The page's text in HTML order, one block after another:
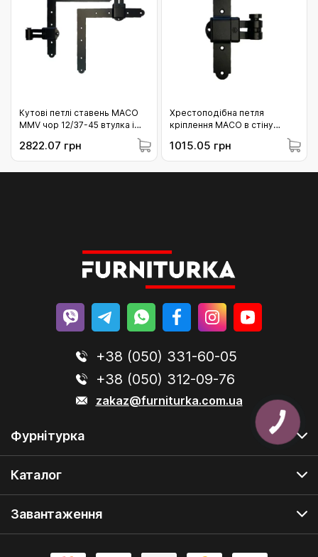
Кутові петлі ставень MACO
MMV чор 12/37-45 втулка і
2822.07 грн
Хрестоподібна петля
кріплення MACO в стіну
горизонтальне регулювання
без накладки KR= 7 AT= 16-
24 чорний (100001)
1015.05 грн
+38 (050) 331-60-05
+38 (050) 312-09-76
zakaz@furniturka.com.ua
Фурнітурка
Каталог
Завантаження